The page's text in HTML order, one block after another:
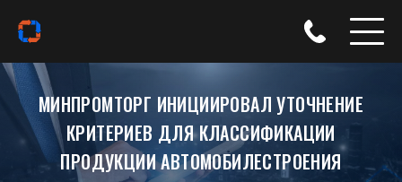
МИНПРОМТОРГ ИНИЦИИРОВАЛ УТОЧНЕНИЕ
КРИТЕРИЕВ ДЛЯ КЛАССИФИКАЦИИ
ПРОДУКЦИИ АВТОМОБИЛЕСТРОЕНИЯ